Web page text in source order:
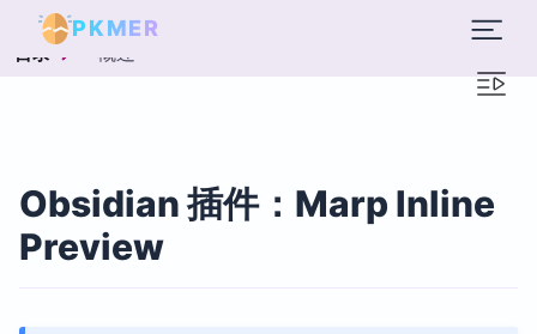
PKMER
目录 概述
Obsidian 插件：Marp Inline
Preview